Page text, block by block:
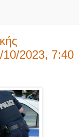
10/2023, 7:40